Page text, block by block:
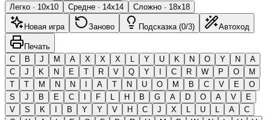
Легко · 10x10 Средне · 14x14 Сложно · 18x18
Новая игра Заново Подсказка (0/3) Автоход
Печать
C
B J M A X X X L Y U K N O Y N
A
C
J K N E T R V Q Y I C R W P O
M
T
T M N N I A T N U O M B C V E
O
S
J B E C I F L H B G A D O A V
E
V
S K I B Y Y V H C J X L U L A
C